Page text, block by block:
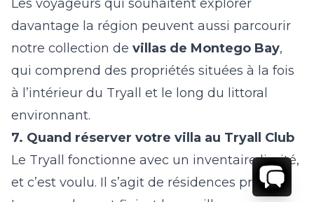
Les voyageurs qui souhaitent explorer
davantage la région peuvent aussi parcourir
notre collection de villas de Montego Bay,
qui comprend des propriétés situées à la fois
à l’intérieur du Tryall et le long du littoral
environnant.
7. Quand réserver votre villa au Tryall Club
Le Tryall fonctionne avec un inventaire limité,
et c’est voulu. Il s’agit de résidences privées.